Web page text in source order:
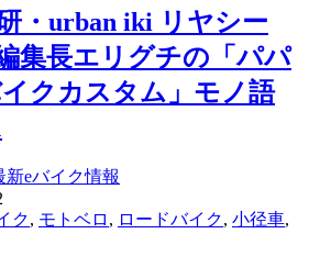
・urban iki リヤシー
集長エリグチの「パパ
クカスタム」モノ語
ク, モトベロ , ロードバイク, 小径車,